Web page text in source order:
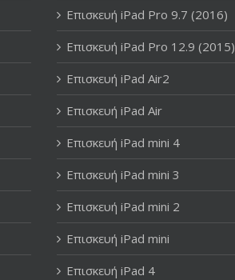
Επισκευή iPad Pro 9.7 (2016)
Επισκευή iPad Pro 12.9 (2015)
Επισκευή iPad Air2
Επισκευή iPad Air
Επισκευή iPad mini 4
Επισκευή iPad mini 3
Επισκευή iPad mini 2
Επισκευή iPad mini
Επισκευή iPad 4